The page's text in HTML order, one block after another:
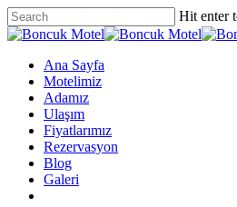
Hit enter
Ana Sayfa
Motelimiz
Adamız
Ulaşım
Fiyatlarımız
Rezervasyon
Blog
Galeri